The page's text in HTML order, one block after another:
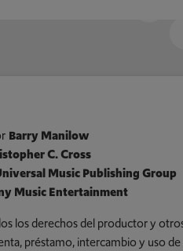
Barry Manilow
C. Cross
Music Publishing Group
Music Entertainment
los derechos del productor y
préstamo, intercambio y uso